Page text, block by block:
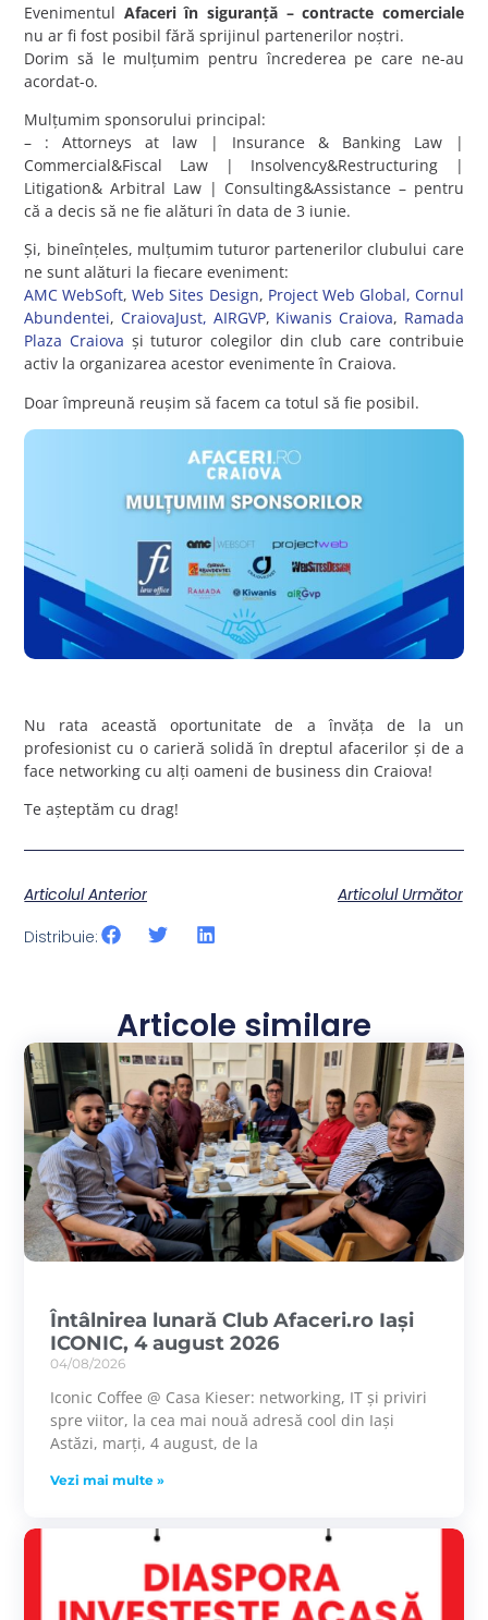
Evenimentul Afaceri în siguranță – contracte comerciale
nu ar fi fost posibil fără sprijinul partenerilor noștri.
Dorim să le mulțumim pentru încrederea pe care ne-au
acordat-o.
Mulțumim sponsorului principal:
– : Attorneys at law | Insurance & Banking Law |
Commercial&Fiscal Law | Insolvency&Restructuring |
Litigation& Arbitral Law | Consulting&Assistance – pentru
că a decis să ne fie alături în data de 3 iunie.
Și, bineînțeles, mulțumim tuturor partenerilor clubului care
ne sunt alături la fiecare eveniment:
AMC WebSoft,Web Sites Design, Project Web Global, Cornul
Abundentei, CraiovaJust, AIRGVP, Kiwanis Craiova, Ramada
Plaza Craiova și tuturor colegilor din club care contribuie
activ la organizarea acestor evenimente în Craiova.
Doar împreună reușim să facem ca totul să fie posibil.
Nu rata această oportunitate de a învăța de la un
profesionist cu o carieră solidă în dreptul afacerilor și de a
face networking cu alți oameni de business din Craiova!
Te așteptăm cu drag!
Articolul Anterior
Articolul Următor
Distribuie:
Articole similare
Întâlnirea lunară Club Afaceri.ro Iași
ICONIC, 4 august 2026
04/08/2026
Iconic Coffee @ Casa Kieser: networking, IT și priviri
spre viitor, la cea mai nouă adresă cool din Iași
Astăzi, marți, 4 august, de la
Vezi mai multe »